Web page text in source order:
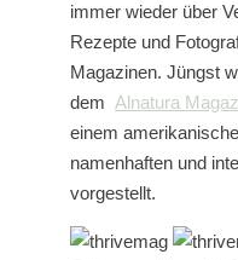
immer wieder über
Rezepte und
Magazinen. Jüngst
dem Alnatura
einem
namenhaften und
vorgestellt.